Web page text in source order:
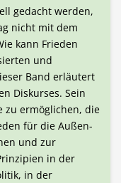
gedacht werden,
nicht mit dem
kann Frieden
und
Band erläutert
Diskurses. Sein
zu ermöglichen, die
für die Außen-
und zur
in der
in der